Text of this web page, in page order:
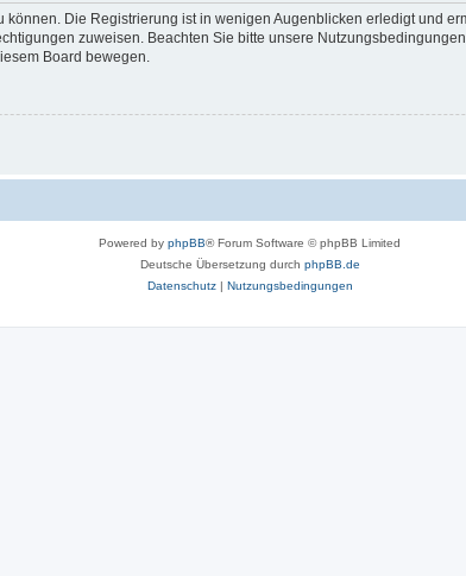
Die Registrierung ist in wenigen Augenblicken erledigt und
zuweisen. Beachten Sie bitte unsere
Board bewegen.
Powered by phpBB® Forum Software © phpBB Limited
Deutsche Übersetzung durch phpBB.de
Datenschutz| Nutzungsbedingungen